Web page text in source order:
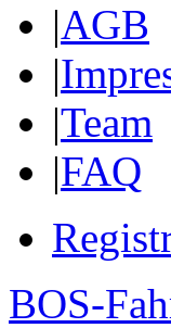
|AGB
|
|Team
|FAQ
BOS-